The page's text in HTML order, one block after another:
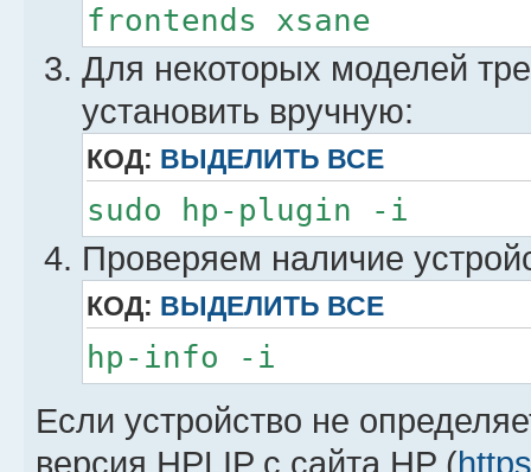
frontends xsane
Для некоторых моделей
установить вручную:
КОД: ВЫДЕЛИТЬ ВСЕ
sudo hp-plugin -i
Проверяем наличие
КОД: ВЫДЕЛИТЬ ВСЕ
hp-info -i
Если устройство не
версия HPLIP с сайта HP (